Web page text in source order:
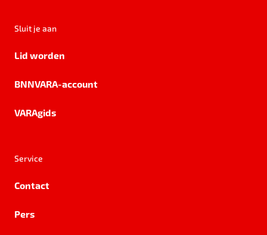
Sluit je aan
Lid worden
BNNVARA-account
VARAgids
Service
Contact
Pers